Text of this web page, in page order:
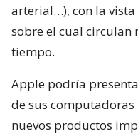
arterial…), con la vista
sobre el cual circulan
tiempo.
Apple podría
de sus
nuevos productos